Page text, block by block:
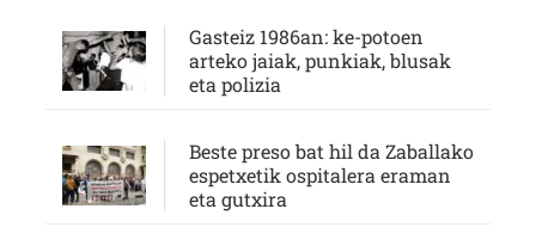
Gasteiz 1986an: ke-potoen
arteko jaiak, punkiak, blusak
eta polizia
Beste preso bat hil da Zaballako
espetxetik ospitalera eraman
eta gutxira